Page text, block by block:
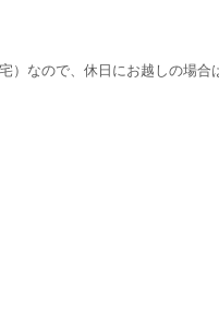
）なので、休日にお越しの場合